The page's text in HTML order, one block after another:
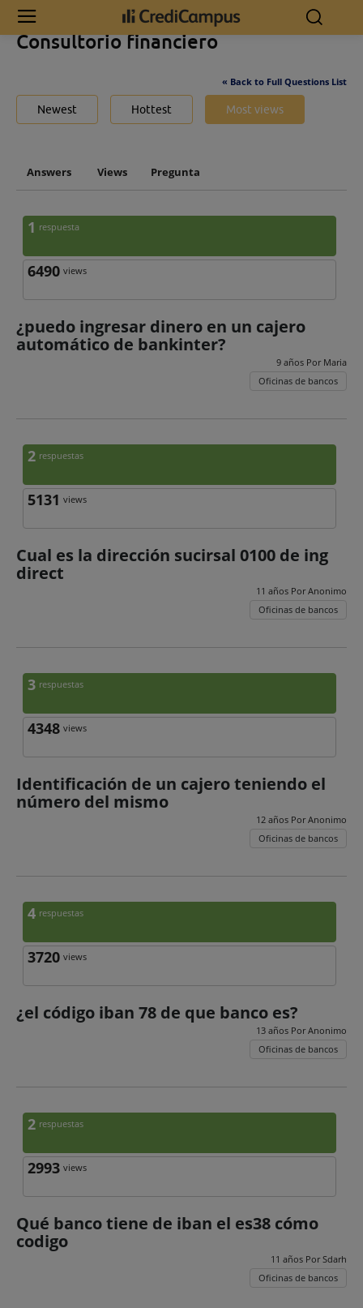
Inicio Consultorio financiero
Consultorio financiero
« Back to Full Questions List
Newest Hottest Most views
Answers Views Pregunta
1 respuesta
6490 views
¿puedo ingresar dinero en un cajero
automático de bankinter?
9 años Por Maria
Oficinas de bancos
2 respuestas
5131 views
Cual es la dirección sucirsal 0100 de ing
direct
11 años PorAnonimo
Oficinas de bancos
3 respuestas
4348 views
Identificación de un cajero teniendo el
número del mismo
12 años PorAnonimo
Oficinas de bancos
4 respuestas
3720 views
¿el código iban 78 de que banco es?
13 años PorAnonimo
Oficinas de bancos
2 respuestas
2993 views
Qué banco tiene de iban el es38 cómo
codigo
11 años PorSdarh
Oficinas de bancos